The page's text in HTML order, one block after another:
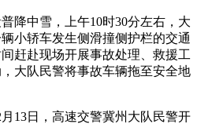
降中雪，上午10时30分左右，大
小轿车发生侧滑撞侧护栏的交通
赶赴现场开展事故处理、救援工
大队民警将事故车辆拖至安全地
13日，高速交警冀州大队民警开